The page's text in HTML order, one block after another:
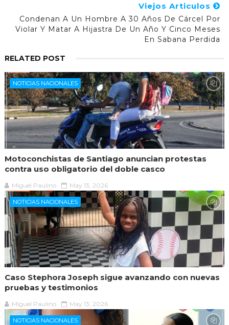
Viejos Articulos
Condenan A Un Hombre A 30 Años De Cárcel Por
Violar Y Matar A Hijastra De Un Año Y Cinco Meses
En Sabana Perdida
RELATED POST
NOTICIAS NACIONALES
Motoconchistas de Santiago anuncian protestas
contra uso obligatorio del doble casco
Miguel Paulino May 13, 2026
NOTICIAS NACIONALES
Caso Stephora Joseph sigue avanzando con nuevas
pruebas y testimonios
Miguel Paulino May 13, 2026
NOTICIAS NACIONALES